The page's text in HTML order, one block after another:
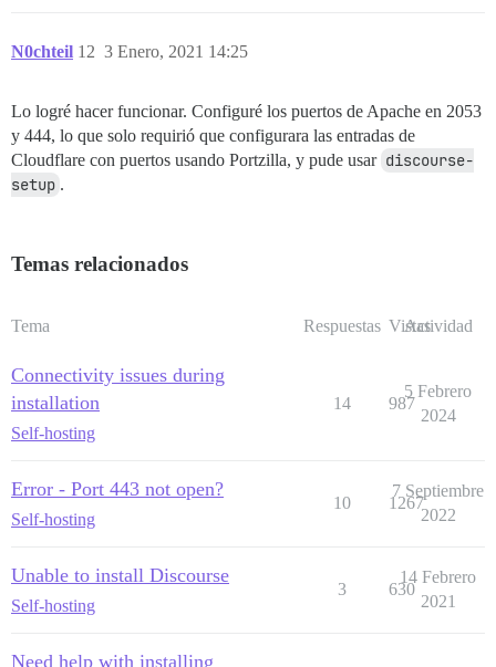
N0chteil 3 Enero, 2021 14:25
12
Lo logré hacer funcionar. Configuré los puertos de Apache en 2053
y 444, lo que solo requirió que configurara las entradas de
Cloudflare con puertos usando Portzilla, y pude usar discourse-
setup .
Temas relacionados
Tema Respuestas Vistas
Actividad
Connectivity issues during
installation
Self-hosting
14 987
5 Febrero
2024
Error - Port 443 not open?
Self-hosting
10 1267
7 Septiembre
2022
Unable to install Discourse
Self-hosting
3 630
14 Febrero
2021
Need help with installing